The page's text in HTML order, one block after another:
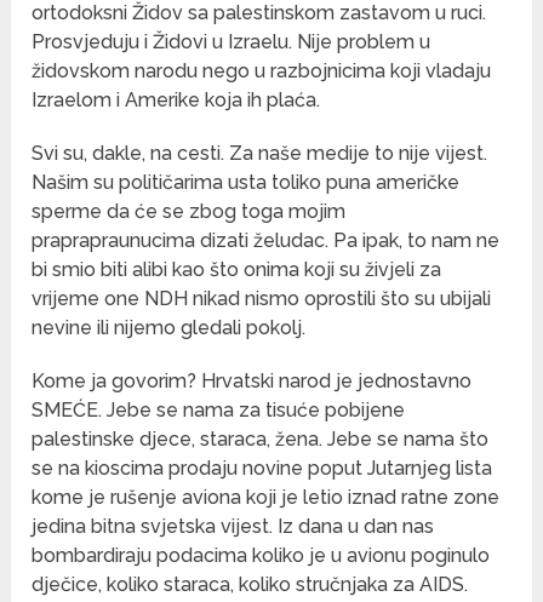
ortodoksni Židov sa palestinskom zastavom u ruci.
Prosvjeduju i Židovi u Izraelu. Nije problem u
židovskom narodu nego u razbojnicima koji vladaju
Izraelom i Amerike koja ih plaća.
Svi su, dakle, na cesti. Za naše medije to nije vijest.
Našim su političarima usta toliko puna američke
sperme da će se zbog toga mojim
praprapraunucima dizati želudac. Pa ipak, to nam ne
bi smio biti alibi kao što onima koji su živjeli za
vrijeme one NDH nikad nismo oprostili što su ubijali
nevine ili nijemo gledali pokolj.
Kome ja govorim? Hrvatski narod je jednostavno
SMEĆE. Jebe se nama za tisuće pobijene
palestinske djece, staraca, žena. Jebe se nama što
se na kioscima prodaju novine poput Jutarnjeg lista
kome je rušenje aviona koji je letio iznad ratne zone
jedina bitna svjetska vijest. Iz dana u dan nas
bombardiraju podacima koliko je u avionu poginulo
dječice, koliko staraca, koliko stručnjaka za AIDS.